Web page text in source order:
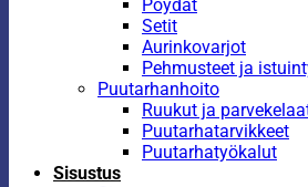
Pöydät
Setit
Aurinkovarjot
Pehmusteet ja
Puutarhanhoito
Ruukut ja
Puutarhatarvikkeet
Puutarhatyökalut
Sisustus